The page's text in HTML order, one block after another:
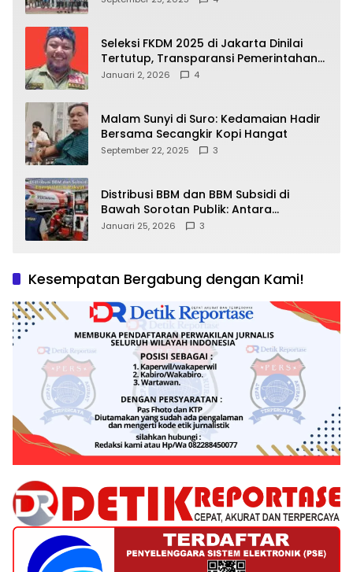
Seleksi FKDM 2025 di Jakarta Dinilai
Tertutup, Transparansi Pemerintahan
Pramono–Rano Dipertanyakan
Januari 2, 2026 4
Malam Sunyi di Suro: Kedamaian Hadir
Bersama Secangkir Kopi Hangat
September 22, 2025 3
Distribusi BBM dan BBM Subsidi di
Bawah Sorotan Publik: Antara
Kepentingan Negara, Hak Konsumen,
Januari 25, 2026 3
Kesempatan Bergabung dengan Kami!